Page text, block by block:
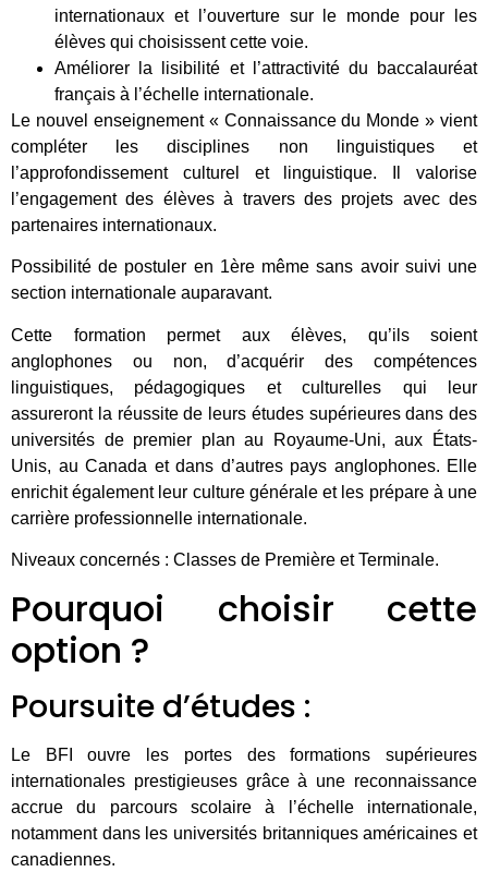
internationaux et l’ouverture sur le monde pour les
élèves qui choisissent cette voie.
Améliorer la lisibilité et l’attractivité du baccalauréat
français à l’échelle internationale.
Le nouvel enseignement « Connaissance du Monde » vient
compléter les disciplines non linguistiques et
l’approfondissement culturel et linguistique. Il valorise
l’engagement des élèves à travers des projets avec des
partenaires internationaux.
Possibilité de postuler en 1ère même sans avoir suivi une
section internationale auparavant.
Cette formation permet aux élèves, qu’ils soient
anglophones ou non, d’acquérir des compétences
linguistiques, pédagogiques et culturelles qui leur
assureront la réussite de leurs études supérieures dans des
universités de premier plan au Royaume-Uni, aux États-
Unis, au Canada et dans d’autres pays anglophones. Elle
enrichit également leur culture générale et les prépare à une
carrière professionnelle internationale.
Niveaux concernés : Classes de Première et Terminale.
Pourquoi choisir cette
option ?
Poursuite d’études :
Le BFI ouvre les portes des formations supérieures
internationales prestigieuses grâce à une reconnaissance
accrue du parcours scolaire à l’échelle internationale,
notamment dans les universités britanniques américaines et
canadiennes.